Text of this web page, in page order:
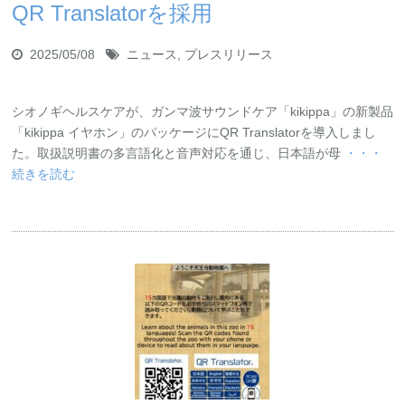
QR Translatorを採用
2025/05/08 ニュース プレスリリース
シオノギヘルスケアが、ガンマ波サウンドケア「kikippa」の新製品
「kikippa イヤホン」のパッケージにQR Translatorを導入しまし
た。取扱説明書の多言語化と音声対応を通じ、日本語が母
・・・
続きを読む